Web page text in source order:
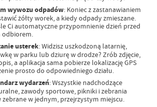
wywozu odpadów: Koniec z zastanawianiem
żółty worek, a kiedy odpady zmieszane.
Ci automatyczne przypomnienie dzień przed
odbiorem.
usterek: Widzisz uszkodzoną latarnię,
w parku lub dziurę w drodze? Zrób zdjęcie,
a aplikacja sama pobierze lokalizację GPS
prosto do odpowiedniego działu.
wydarzeń: Wszystkie nadchodzące
zawody sportowe, pikniki i zebrania
zebrane w jednym, przejrzystym miejscu.